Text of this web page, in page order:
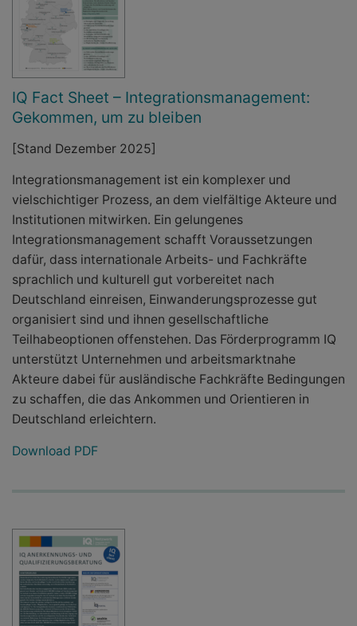
IQ Fact Sheet – Integrationsmanagement:
Gekommen, um zu bleiben
[Stand Dezember 2025]
Integrationsmanagement ist ein komplexer und
vielschichtiger Prozess, an dem vielfältige Akteure und
Institutionen mitwirken. Ein gelungenes
Integrationsmanagement schafft Voraussetzungen
dafür, dass internationale Arbeits- und Fachkräfte
sprachlich und kulturell gut vorbereitet nach
Deutschland einreisen, Einwanderungsprozesse gut
organisiert sind und ihnen gesellschaftliche
Teilhabeoptionen offenstehen. Das Förderprogramm IQ
unterstützt Unternehmen und arbeitsmarktnahe
Akteure dabei für ausländische Fachkräfte Bedingungen
zu schaffen, die das Ankommen und Orientieren in
Deutschland erleichtern.
Download PDF